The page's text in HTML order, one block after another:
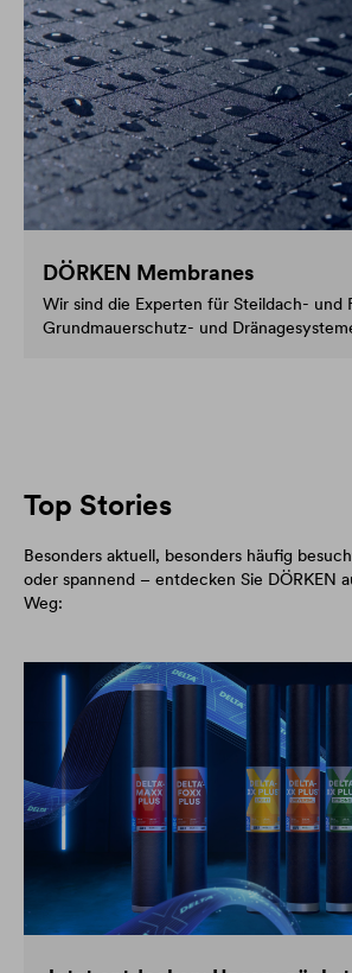
DÖRKEN Membranes
Wir sind die Experten für Steildach- und
Grundmauerschutz- und
Top Stories
Besonders aktuell, besonders häufig
oder spannend – entdecken Sie DÖRKEN
Weg: